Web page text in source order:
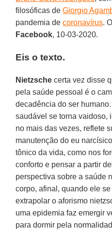
filosóficas deGiorgio
pandemia decoronavírus.
Facebook, 10-03-2020.
Eis o texto.
Nietzsche certa vez disse
pela saúde pessoal é o
decadência do ser
saudável se torna vaidoso,
no mais das vezes, reflete
manutenção do eu
tônico da vida, como nos
conforto e pensar a partir
perspectiva sobre a saúde
corpo, afinal, quando ele
extrapolar o aforismo
uma epidemia faz emergir
para dormir pela